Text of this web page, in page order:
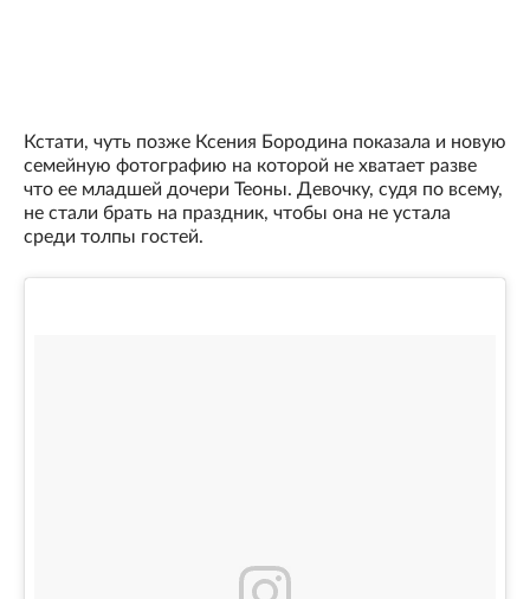
Кстати, чуть позже Ксения Бородина показала и новую
семейную фотографию на которой не хватает разве
что ее младшей дочери Теоны. Девочку, судя по всему,
не стали брать на праздник, чтобы она не устала
среди толпы гостей.